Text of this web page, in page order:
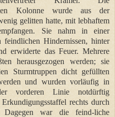
Kolonne wurde aus der
gelitten hatte, mit lebhaftem
Sie nahm in einer
Hindernissen, hinter
erwiderte das Feuer. Mehrere
herausgezogen werden; sie
Sturmtruppen dicht gefüllten
und wurden vorläufig in
vorderen Linie notdürftig
rechts durch
war die feind-liche